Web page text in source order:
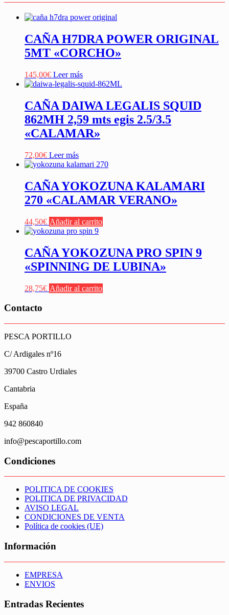
CAÑA H7DRA POWER ORIGINAL
5MT «CORCHO»
145,00€ Leer más
CAÑA DAIWA LEGALIS SQUID
862MH 2,59 mts egis 2.5/3.5
«CALAMAR»
72,00€ Leer más
CAÑA YOKOZUNA KALAMARI
270 «CALAMAR VERANO»
44,50€ Añadir al carrito
CAÑA YOKOZUNA PRO SPIN 9
«SPINNING DE LUBINA»
28,75€ Añadir al carrito
Contacto
PESCA PORTILLO
C/ Ardigales nº16
39700 Castro Urdiales
Cantabria
España
942 860840
info@pescaportillo.com
Condiciones
POLITICA DE COOKIES
POLITICA DE PRIVACIDAD
AVISO LEGAL
CONDICIONES DE VENTA
Política de cookies (UE)
Información
EMPRESA
ENVIOS
Entradas Recientes